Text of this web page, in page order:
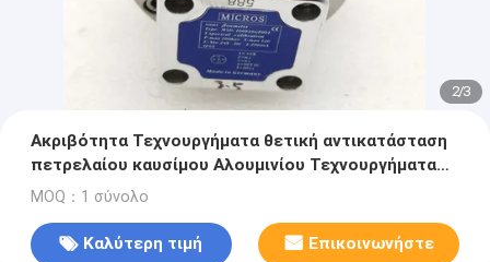
2/3
Ακριβότητα Τεχνουργήματα θετική αντικατάσταση
πετρελαίου καυσίμου Αλουμινίου Τεχνουργήματα
αισθητήρα ροής μονάδα εξόδου μπλε
MOQ：1 σύνολο
Καλύτερη τιμή Επικοινωνήστε